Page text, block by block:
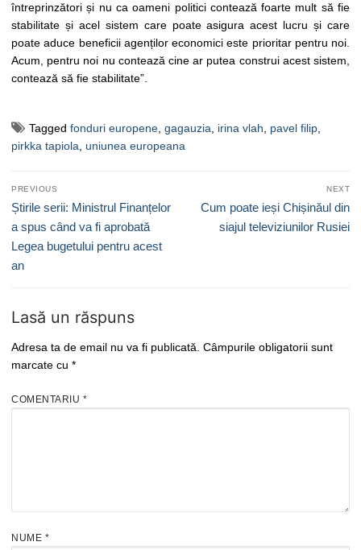
întreprinzători și nu ca oameni politici contează foarte mult să fie
stabilitate și acel sistem care poate asigura acest lucru și care
poate aduce beneficii agenților economici este prioritar pentru noi.
Acum, pentru noi nu contează cine ar putea construi acest sistem,
contează să fie stabilitate”.
Tagged fonduri europene gagauzia irina vlah pavel filip
pirkka tapiola
uniunea europeana
Navigare
în
articole
PREVIOUS
Previous
post:
Știrile serii: Ministrul Finanțelor
a spus când va fi aprobată
Legea bugetului pentru acest
an
NEXT
Next
post:
Cum poate ieși Chișinăul din
siajul televiziunilor Rusiei
Lasă un răspuns
Adresa ta de email nu va fi publicată. Câmpurile obligatorii sunt
marcate cu *
COMENTARIU *
NUME *